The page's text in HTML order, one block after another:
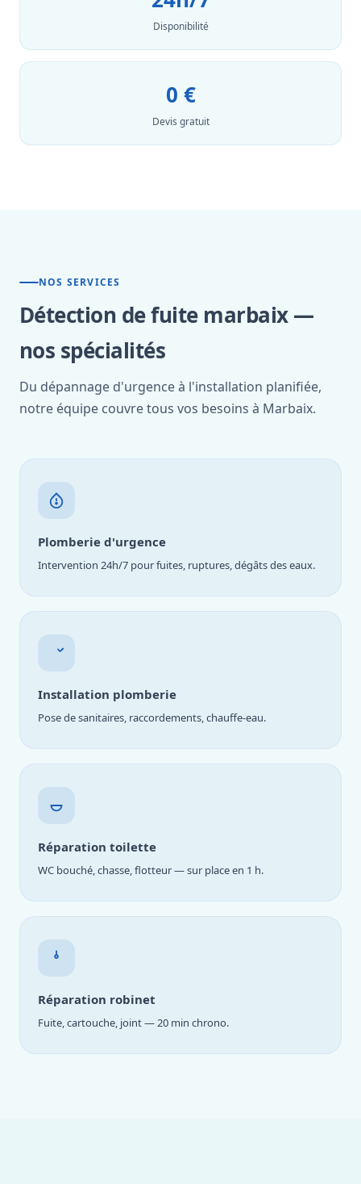
Disponibilité
0 €
Devis gratuit
NOS SERVICES
Détection de fuite marbaix —
nos spécialités
Du dépannage d'urgence à l'installation planifiée,
notre équipe couvre tous vos besoins à Marbaix.
Plomberie d'urgence
Intervention 24h/7 pour fuites, ruptures, dégâts des eaux.
Installation plomberie
Pose de sanitaires, raccordements, chauffe-eau.
Réparation toilette
WC bouché, chasse, flotteur — sur place en 1 h.
Réparation robinet
Fuite, cartouche, joint — 20 min chrono.